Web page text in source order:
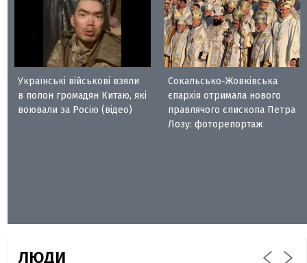
Українські військові взяли
в полон громадян Китаю, які
воювали за Росію (відео)
Сокальсько-Жовківська
єпархія отримала нового
правлячого єпископа Петра
Лозу: фоторепортаж
ЛЮДИ